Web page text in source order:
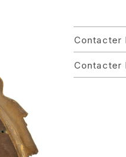
Contacter
Contacter